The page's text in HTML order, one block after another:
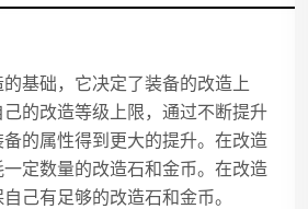
基础，它决定了装备的改造上
的改造等级上限，通过不断提升
的属性得到更大的提升。在改造
定数量的改造石和金币。在改造
己有足够的改造石和金币。